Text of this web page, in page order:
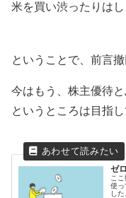
米を買い渋ったりは
ということで、前言撤
今はもう、株主優待
というところは目指し
ゼ
こ
使っ
し